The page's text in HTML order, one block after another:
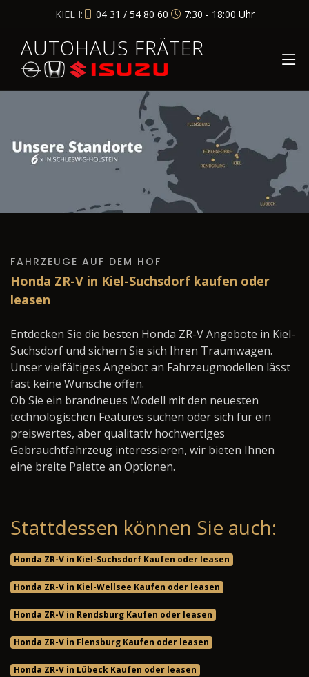
KIEL I: 04 31 / 54 80 60 7:30 - 18:00 Uhr
AUTOHAUS FRÄTER
FAHRZEUGE AUF DEM HOF
Honda ZR-V in Kiel-Suchsdorf kaufen oder
leasen
Entdecken Sie die besten Honda ZR-V Angebote in Kiel-
Suchsdorf und sichern Sie sich Ihren Traumwagen.
Unser vielfältiges Angebot an Fahrzeugmodellen lässt
fast keine Wünsche offen.
Ob Sie ein brandneues Modell mit den neuesten
technologischen Features suchen oder sich für ein
preiswertes, aber qualitativ hochwertiges
Gebrauchtfahrzeug interessieren, wir bieten Ihnen
eine breite Palette an Optionen.
Stattdessen können Sie auch:
Honda ZR-V in Kiel-Suchsdorf Kaufen oder leasen
Honda ZR-V in Kiel-Wellsee Kaufen oder leasen
Honda ZR-V in Rendsburg Kaufen oder leasen
Honda ZR-V in Flensburg Kaufen oder leasen
Honda ZR-V in Lübeck Kaufen oder leasen